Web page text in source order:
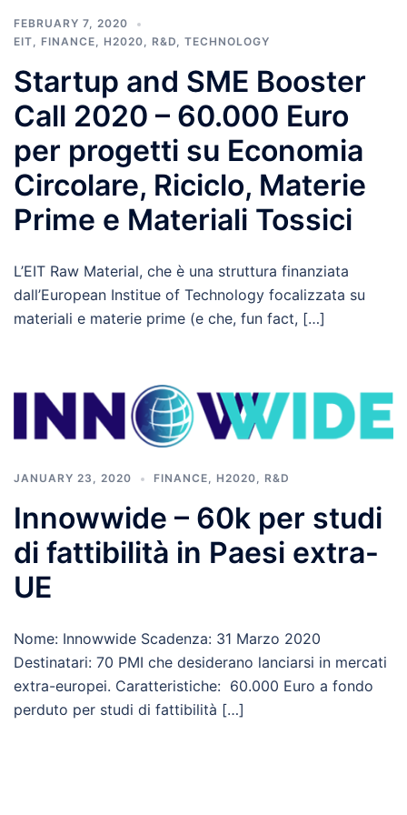
FEBRUARY 7, 2020
EIT, FINANCE, H2020, R&D, TECHNOLOGY
Startup and SME Booster
Call 2020 – 60.000 Euro
per progetti su Economia
Circolare, Riciclo, Materie
Prime e Materiali Tossici
L’EIT Raw Material, che è una struttura finanziata
dall’European Institue of Technology focalizzata su
materiali e materie prime (e che, fun fact, […]
JANUARY 23, 2020 FINANCE H2020 R&D
Innowwide – 60k per studi
di fattibilità in Paesi extra-
UE
Nome: Innowwide Scadenza: 31 Marzo 2020
Destinatari: 70 PMI che desiderano lanciarsi in mercati
extra-europei. Caratteristiche: 60.000 Euro a fondo
perduto per studi di fattibilità […]